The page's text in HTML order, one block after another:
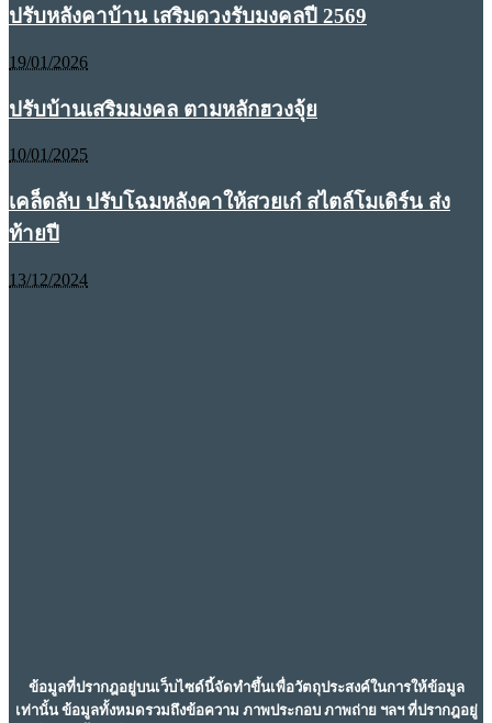
ปรับหลังคาบ้าน เสริมดวงรับมงคลปี 2569
19/01/2026
ปรับบ้านเสริมมงคล ตามหลักฮวงจุ้ย
10/01/2025
เคล็ดลับ ปรับโฉมหลังคาให้สวยเก๋ สไตล์โมเดิร์น ส่ง
ท้ายปี
13/12/2024
ข้อมูลที่ปรากฎอยู่บนเว็บไซด์นี้จัดทำขึ้นเพื่อวัตถุประสงค์ในการให้ข้อมูล
เท่านั้น ข้อมูลทั้งหมดรวมถึงข้อความ ภาพประกอบ ภาพถ่าย ฯลฯ ที่ปรากฎอยู่